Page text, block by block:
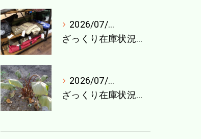
2026/07/27
ざっくり在庫状況（7月最終週）
2026/07/21
ざっくり在庫状況（7月4週目）